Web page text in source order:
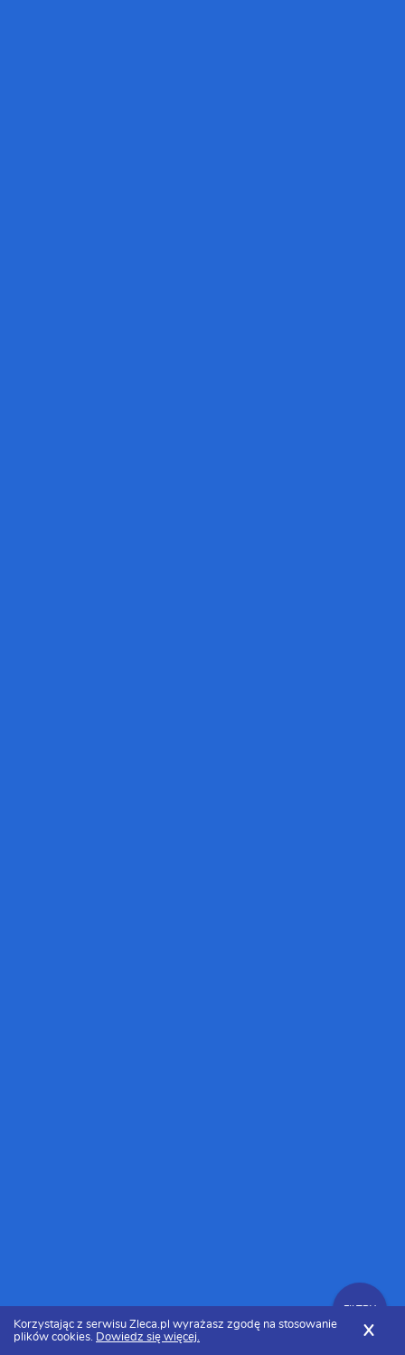
FILTRY
Korzystając z serwisu Zleca.pl wyrażasz zgodę na stosowanie
plików cookies. Dowiedz się więcej. X